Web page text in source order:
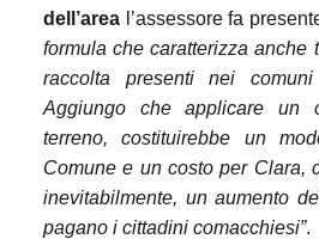
dell’area l’assessore fa
formula che caratterizza anche
raccolta presenti nei
Aggiungo che applicare un
terreno, costituirebbe un
Comune e un costo per Clara,
inevitabilmente, un aumento
pagano i cittadini comacchiesi”.